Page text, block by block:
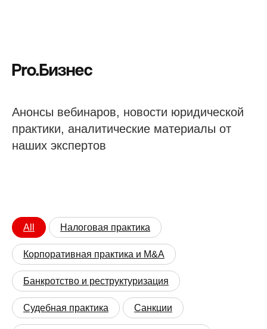
Pro.Бизнес
Анонсы вебинаров, новости юридической
практики, аналитические материалы от
наших экспертов
All Налоговая практика
Корпоративная практика и M&A
Банкротство и реструктуризация
Судебная практика Санкции